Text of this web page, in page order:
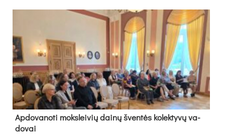
Ap­do­va­no­ti moks­lei­vių dai­nų šven­tės ko­lek­ty­vų va­
do­vai